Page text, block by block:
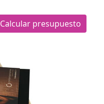
Calcular presupuesto